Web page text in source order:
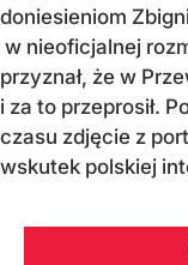
doniesieniom
w nieoficjalnej
przyznał, że w
i za to przeprosił.
czasu zdjęcie z
wskutek polskiej